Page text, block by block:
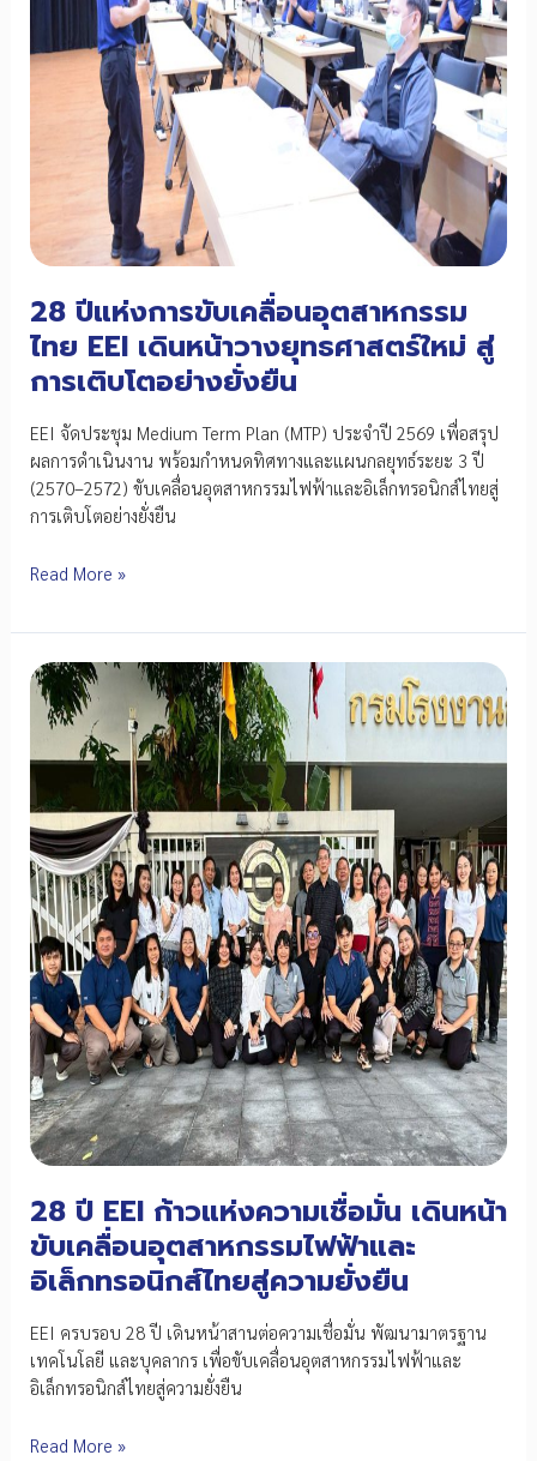
28 ปีแห่งการขับเคลื่อนอุตสาหกรรม
ไทย EEI เดินหน้าวางยุทธศาสตร์ใหม่ สู่
การเติบโตอย่างยั่งยืน
EEI จัดประชุม Medium Term Plan (MTP) ประจำปี 2569 เพื่อสรุป
ผลการดำเนินงาน พร้อมกำหนดทิศทางและแผนกลยุทธ์ระยะ 3 ปี
(2570–2572) ขับเคลื่อนอุตสาหกรรมไฟฟ้าและอิเล็กทรอนิกส์ไทยสู่
การเติบโตอย่างยั่งยืน
28
ขับ
เคลื่อน
อุตสาหกรรม
ไทย
เดิน
หน้า
วาง
ยุทธศาสตร์
ใหม่
สู่
การ
เติบโต
อย่าง
ยั่งยืน
Read More »
28 ปี EEI ก้าวแห่งความเชื่อมั่น เดินหน้า
ขับเคลื่อนอุตสาหกรรมไฟฟ้าและ
อิเล็กทรอนิกส์ไทยสู่ความยั่งยืน
EEI ครบรอบ 28 ปี เดินหน้าสานต่อความเชื่อมั่น พัฒนามาตรฐาน
เทคโนโลยี และบุคลากร เพื่อขับเคลื่อนอุตสาหกรรมไฟฟ้าและ
อิเล็กทรอนิกส์ไทยสู่ความยั่งยืน
28
Read More »